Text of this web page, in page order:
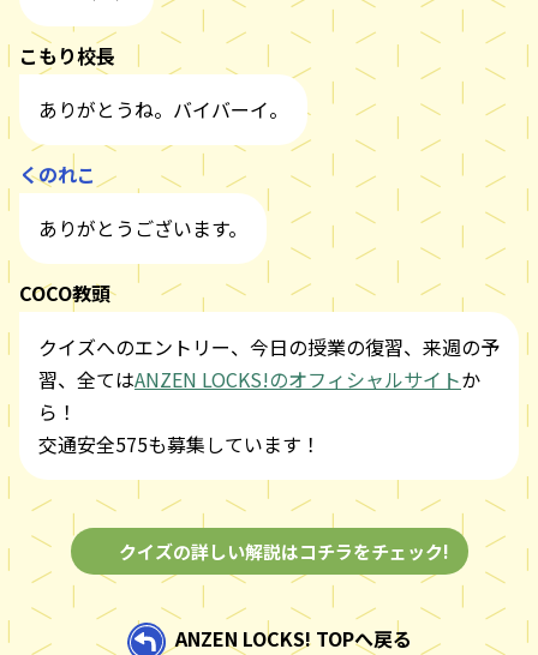
こもり校長
ありがとうね。バイバーイ。
くのれこ
ありがとうございます。
COCO教頭
クイズへのエントリー、今日の授業の復習、来週の予
習、全てはANZEN LOCKS!のオフィシャルサイトか
ら！
交通安全575も募集しています！
クイズの詳しい解説はコチラをチェック!
ANZEN LOCKS! TOPへ戻る